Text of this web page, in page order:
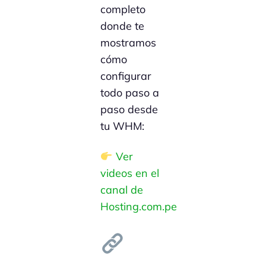
completo
donde te
mostramos
cómo
configurar
todo paso a
paso desde
tu WHM:
Ver
videos en el
canal de
Hosting.com.pe